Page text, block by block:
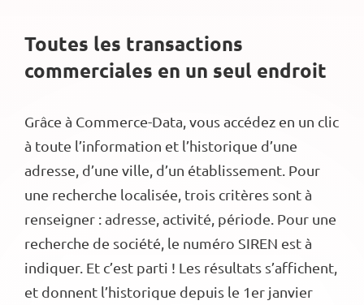
Toutes les transactions
commerciales en un seul endroit
Grâce à Commerce-Data, vous accédez en un clic
à toute l’information et l’historique d’une
adresse, d’une ville, d’un établissement. Pour
une recherche localisée, trois critères sont à
renseigner : adresse, activité, période. Pour une
recherche de société, le numéro SIREN est à
indiquer. Et c’est parti ! Les résultats s’affichent,
et donnent l’historique depuis le 1er janvier